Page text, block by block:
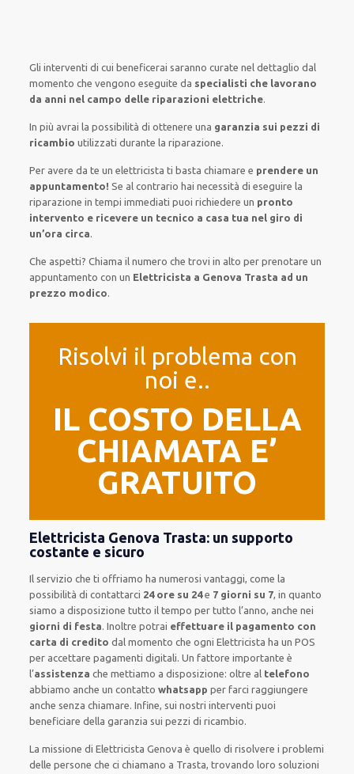
Gli interventi di cui beneficerai sarannocurate nel dettaglio dal
momento che vengono eseguite da specialisti che lavorano
da anni nel campo delle riparazioni elettriche.
In più avrai la possibilità diottenere una garanzia sui pezzi di
ricambioutilizzati durante la riparazione.
Per avereda te un elettricistati basta chiamare e prendere un
appuntamento! Se al contrario hainecessità dieseguire la
riparazione in tempiimmediati puoi richiedere un pronto
intervento e ricevere un tecnico a casa tua nel giro di
un’ora circa.
Che aspetti? Chiama il numero che trovi in alto per prenotare un
appuntamento con un Elettricista a Genova Trasta ad un
prezzo modico.
Risolvi il problema con
noi e..
IL COSTO DELLA
CHIAMATA E’
GRATUITO
Elettricista Genova Trasta: un supporto
costante e sicuro
Il servizio che tioffriamo ha numerosi vantaggi, come la
possibilità di contattarci 24 ore su 24e 7 giorni su 7, in quanto
siamo a disposizionetutto il tempo per tutto l’anno, anche nei
giorni di festa.Inoltrepotrai effettuare il pagamento con
carta di credito dal momento che ogni Elettricista haun POS
per accettare pagamentidigitali.Un fattore importante è
l’assistenza che mettiamo a disposizione: oltre al telefono
abbiamo anche uncontatto whatsappper farci raggiungere
anche senza chiamare.Infine, sui nostri interventi puoi
beneficiare dellagaranzia sui pezzi di ricambio.
La missione di Elettricista Genova è quello di risolvere i problemi
delle persone checi chiamano a Trasta, trovando loro soluzioni